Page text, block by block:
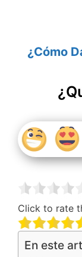
¿Cómo
Click to rate
En este